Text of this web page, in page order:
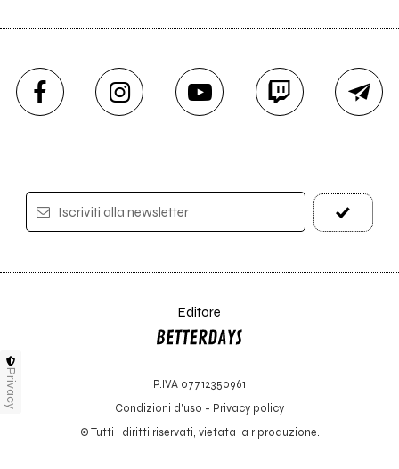
Iscriviti alla newsletter
Editore
P.IVA 07712350961
Condizioni d'uso - Privacy policy
© Tutti i diritti riservati, vietata la riproduzione.
Privacy